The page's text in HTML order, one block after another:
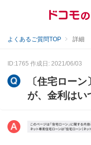
よくあるご質問TOP 詳細
ID:1765 作成日: 2021/06/03
〔住宅ロー
が、金利はい